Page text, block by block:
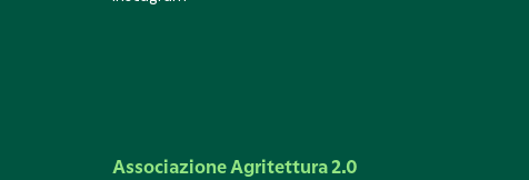
Associazione Agritettura 2.0